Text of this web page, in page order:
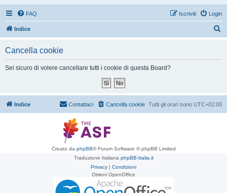
FAQ Login
Iscriviti
Indice
Cancella cookie
Sei sicuro di volere cancellare tutti i cookie di questa Board?
Indice Tutti gli orari sono UTC+02:00
Cancella cookie
Contattaci
Creato da phpBB® Forum Software © phpBB Limited
Traduzione Italiana phpBB-Italia.it
Privacy | Condizioni
Ottieni OpenOffice